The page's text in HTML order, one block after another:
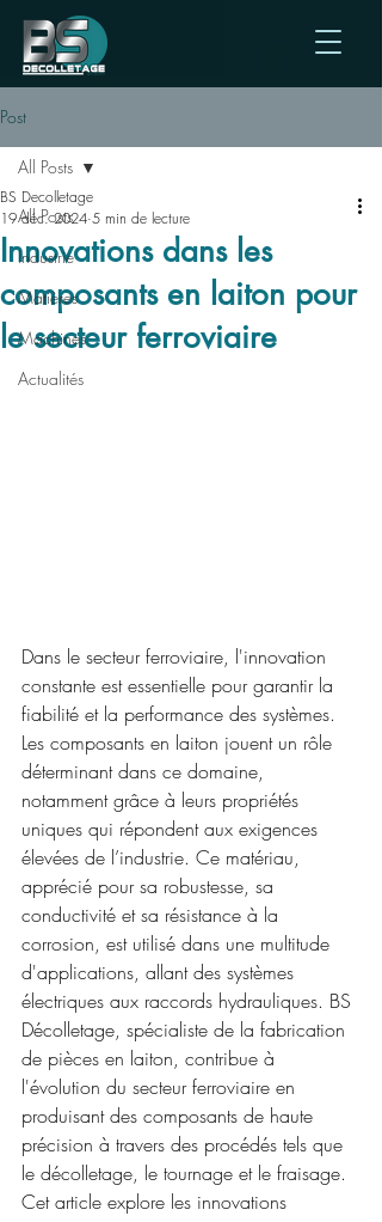
Post
All Posts
Industrie
Matières
Machines
Actualités
All Posts
Innovations dans les
composants en laiton pour
le secteur ferroviaire
BS Decolletage
19 déc. 2024 5 min de lecture
Dans le secteur ferroviaire, l'innovation
constante est essentielle pour garantir la
fiabilité et la performance des systèmes.
Les composants en laiton jouent un rôle
déterminant dans ce domaine,
notamment grâce à leurs propriétés
uniques qui répondent aux exigences
élevées de l’industrie. Ce matériau,
apprécié pour sa robustesse, sa
conductivité et sa résistance à la
corrosion, est utilisé dans une multitude
d'applications, allant des systèmes
électriques aux raccords hydrauliques. BS
Décolletage, spécialiste de la fabrication
de pièces en laiton, contribue à
l'évolution du secteur ferroviaire en
produisant des composants de haute
précision à travers des procédés tels que
le décolletage, le tournage et le fraisage.
Cet article explore les innovations